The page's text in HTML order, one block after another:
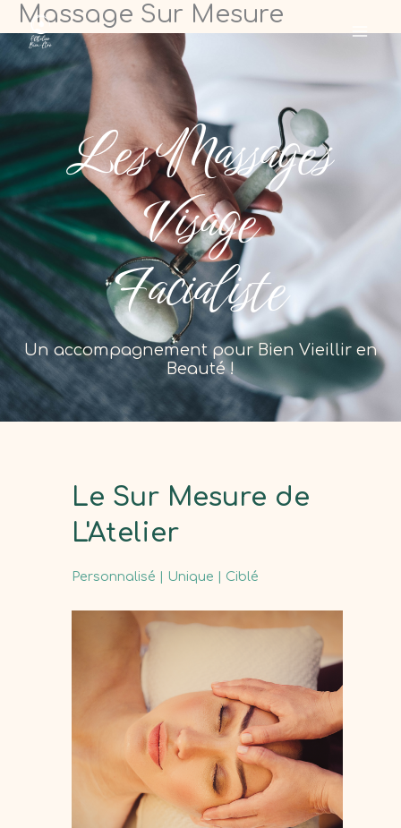
Aller
au
contenu
Massage Sur Mesure
Les Massages
Visage
Facialiste
Un accompagnement pour Bien Vieillir en
Beauté !
Le Sur Mesure de
L'Atelier
Personnalisé | Unique | Ciblé